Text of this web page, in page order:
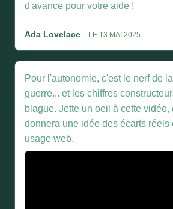
d'avance pour votre aide !
Ada Lovelace - LE 13 MAI 2025
Pour l'autonomie, c'est le nerf de la
guerre... et les chiffres
blague. Jette un oeil à cette vidéo,
donnera une idée des écarts réels
usage web.